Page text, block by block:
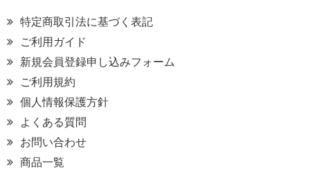
特定商取引法に基づく表記
ご利用ガイド
新規会員登録申し込みフォーム
ご利用規約
個人情報保護方針
よくある質問
お問い合わせ
商品一覧